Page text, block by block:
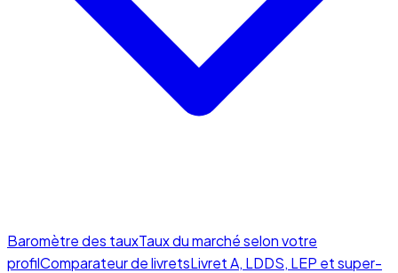
Baromètre des tauxTaux du marché selon votre
profilComparateur de livretsLivret A, LDDS, LEP et super-